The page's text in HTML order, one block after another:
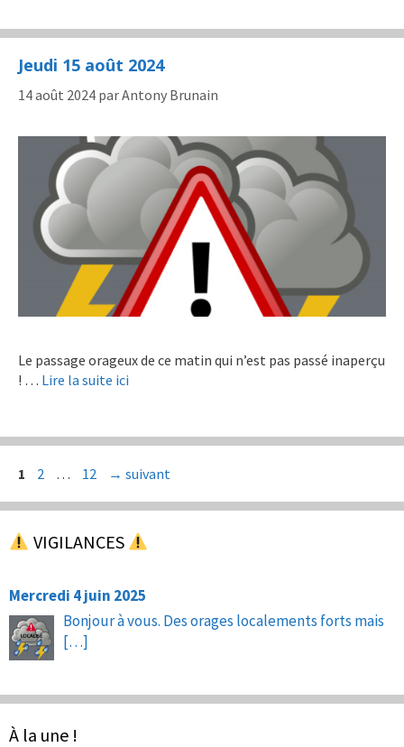
Jeudi 15 août 2024
14 août 2024 parAntony Brunain
Le passage orageux de ce matin qui n’est pas passé inaperçu
! … Lire la suite ici
Page
1 Page
2 … Page
12 → suivant
VIGILANCES
Mercredi 4 juin 2025
Bonjour à vous. Des orages localements forts mais
[…]
À la une !